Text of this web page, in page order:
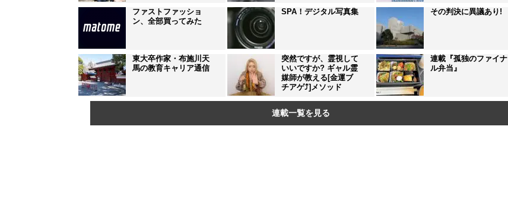
ファストファッショ
ン、全部買ってみた
SPA！デジタル写真集 その判決に異議あり!
東大卒作家・布施川天
馬の教育キャリア通信
突然ですが、霊視して
いいですか? ギャル霊
媒師が教える[金運ブ
チアゲ⤴]メソッド
連載『孤独のファイナ
ル弁当』
連載一覧を見る